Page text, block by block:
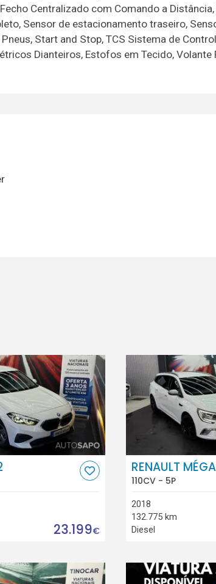
Centralizado com Comando a
Sensor de estacionamento traseiro,
Start and Stop, TCS Sistema de
Dianteiros, Estofos em Tecido, Volante
23.199€
RENAULT
110CV - 5P
2018
132.775 km
Diesel